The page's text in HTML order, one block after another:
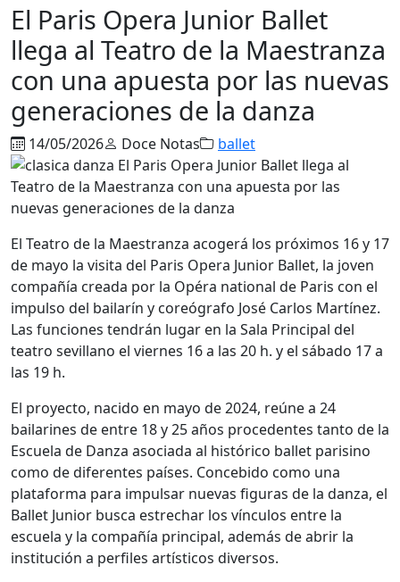
El Paris Opera Junior Ballet
llega al Teatro de la Maestranza
con una apuesta por las nuevas
generaciones de la danza
14/05/2026 Doce Notas ballet
El Teatro de la Maestranza acogerá los próximos 16 y 17
de mayo la visita del Paris Opera Junior Ballet, la joven
compañía creada por la Opéra national de Paris con el
impulso del bailarín y coreógrafo José Carlos Martínez.
Las funciones tendrán lugar en la Sala Principal del
teatro sevillano el viernes 16 a las 20 h. y el sábado 17 a
las 19 h.
El proyecto, nacido en mayo de 2024, reúne a 24
bailarines de entre 18 y 25 años procedentes tanto de la
Escuela de Danza asociada al histórico ballet parisino
como de diferentes países. Concebido como una
plataforma para impulsar nuevas figuras de la danza, el
Ballet Junior busca estrechar los vínculos entre la
escuela y la compañía principal, además de abrir la
institución a perfiles artísticos diversos.